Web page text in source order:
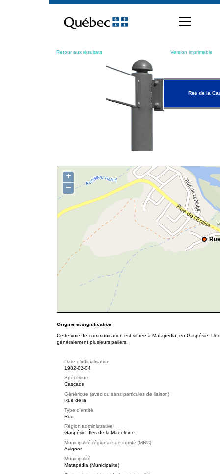
contenu
Retour aux résultats Version imprimable
Rue de la
+
−
Origine et signification
Cette voie de communication est située à Matapédia, en Gaspésie.
généralement plusieurs paliers.
Date d'officialisation
1982-02-04
Spécifique
Cascade
Générique (avec ou sans particules de liaison)
Rue de la
Type d'entité
Rue
Région administrative
Gaspésie–Îles-de-la-Madeleine
Municipalité régionale de comté (MRC)
Avignon
Municipalité
Matapédia (Municipalité)